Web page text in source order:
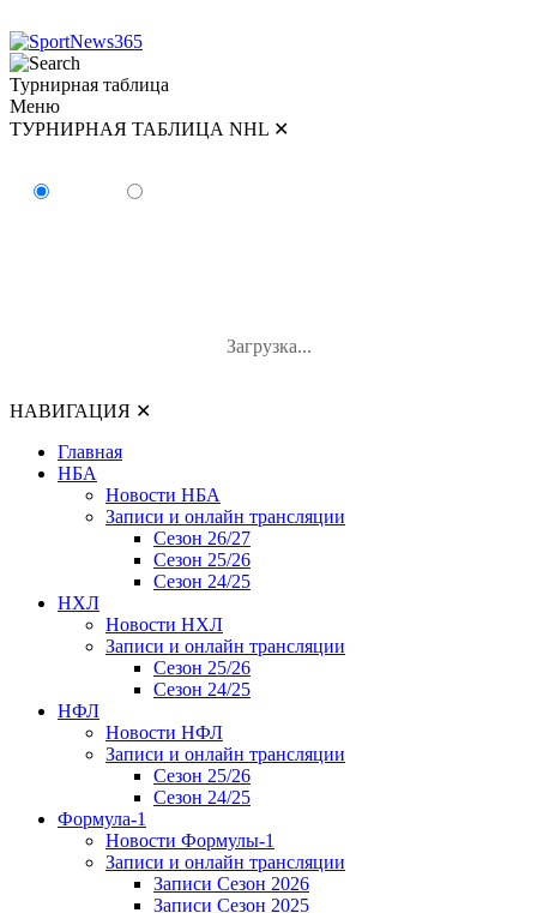
Турнирная таблица
Меню
ТУРНИРНАЯ ТАБЛИЦА NHL ✕
Загрузка...
НАВИГАЦИЯ ✕
Главная
НБА
Новости НБА
Записи и онлайн трансляции
Сезон 26/27
Сезон 25/26
Сезон 24/25
НХЛ
Новости НХЛ
Записи и онлайн трансляции
Сезон 25/26
Сезон 24/25
НФЛ
Новости НФЛ
Записи и онлайн трансляции
Сезон 25/26
Сезон 24/25
Формула-1
Новости Формулы-1
Записи и онлайн трансляции
Записи Сезон 2026
Записи Сезон 2025